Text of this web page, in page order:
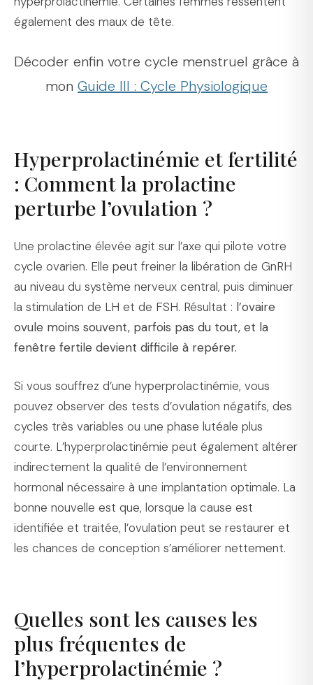
également des maux de tête.
Décoder enfin votre cycle menstruel grâce à
mon Guide III : Cycle Physiologique
Hyperprolactinémie et fertilité
: Comment la prolactine
perturbe l’ovulation ?
Une prolactine élevée agit sur l’axe qui pilote votre
cycle ovarien. Elle peut freiner la libération de GnRH
au niveau du système nerveux central, puis diminuer
la stimulation de LH et de FSH. Résultat : l’ovaire
ovule moins souvent, parfois pas du tout, et la
fenêtre fertile devient difficile à repérer.
Si vous souffrez d’une hyperprolactinémie, vous
pouvez observer des tests d’ovulation négatifs, des
cycles très variables ou une phase lutéale plus
courte. L’hyperprolactinémie peut également altérer
indirectement la qualité de l’environnement
hormonal nécessaire à une implantation optimale. La
bonne nouvelle est que, lorsque la cause est
identifiée et traitée, l’ovulation peut se restaurer et
les chances de conception s’améliorer nettement.
Quelles sont les causes les
plus fréquentes de
l’hyperprolactinémie ?